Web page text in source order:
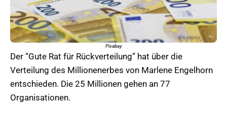
Pixabay
Der “Gute Rat für Rückverteilung” hat über die
Verteilung des Millionenerbes von Marlene Engelhorn
entschieden. Die 25 Millionen gehen an 77
Organisationen.